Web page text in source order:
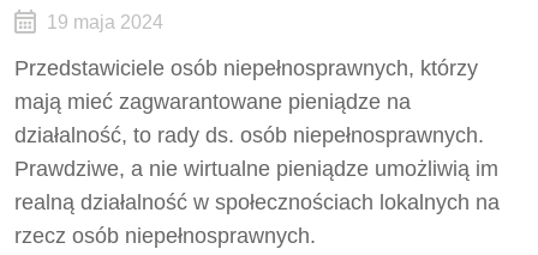
19 maja 2024
Przedstawiciele osób niepełnosprawnych, którzy
mają mieć zagwarantowane pieniądze na
działalność, to rady ds. osób niepełnosprawnych.
Prawdziwe, a nie wirtualne pieniądze umożliwią im
realną działalność w społecznościach lokalnych na
rzecz osób niepełnosprawnych.